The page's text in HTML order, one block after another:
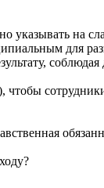
на
для
чтобы